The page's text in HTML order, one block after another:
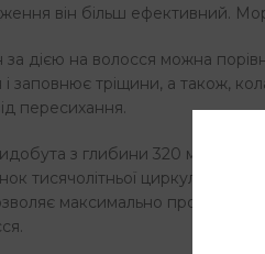
він більш ефективний.
дією на волосся можна
і заповнює тріщини, а також,
пересихання.
з глибини 320 метрів,
тисячолітньої циркуляції
максимально